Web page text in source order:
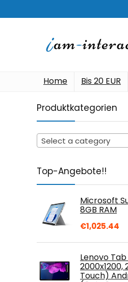
Home Bis 20 EUR
Produktkategorien
Select a category
Top-Angebote!!
Microsoft
8GB RAM
€1,025.44
Lenovo Tab
2000x1200,
Touch)